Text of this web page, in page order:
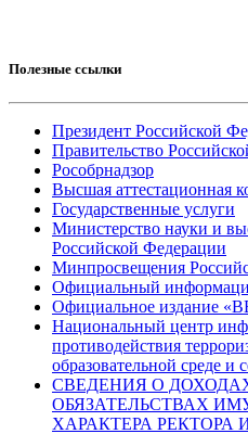
Полезные ссылки
Президент Российской
Правительство
Рособрнадзор
Высшая аттестационная
Государственные услуги
Министерство науки и
Российской Федерации
Минпросвещения
Официальный
Официальное издание
Национальный центр
противодействия
образовательной среде и
СВЕДЕНИЯ О
ОБЯЗАТЕЛЬСТВАХ
ХАРАКТЕРА РЕКТОРА